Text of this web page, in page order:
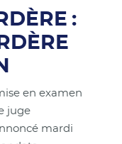
:
en examen
juge
mardi